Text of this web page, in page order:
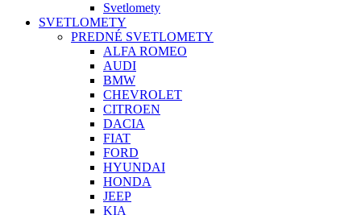
Svetlomety
SVETLOMETY
PREDNÉ SVETLOMETY
ALFA ROMEO
AUDI
BMW
CHEVROLET
CITROEN
DACIA
FIAT
FORD
HYUNDAI
HONDA
JEEP
KIA